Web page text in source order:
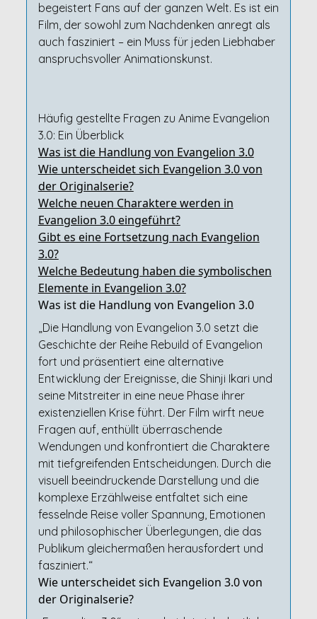
begeistert Fans auf der ganzen Welt. Es ist ein
Film, der sowohl zum Nachdenken anregt als
auch fasziniert – ein Muss für jeden Liebhaber
anspruchsvoller Animationskunst.
Häufig gestellte Fragen zu Anime Evangelion
3.0: Ein Überblick
Was ist die Handlung von Evangelion 3.0
Wie unterscheidet sich Evangelion 3.0 von
der Originalserie?
Welche neuen Charaktere werden in
Evangelion 3.0 eingeführt?
Gibt es eine Fortsetzung nach Evangelion
3.0?
Welche Bedeutung haben die symbolischen
Elemente in Evangelion 3.0?
Was ist die Handlung von Evangelion 3.0
„Die Handlung von Evangelion 3.0 setzt die
Geschichte der Reihe Rebuild of Evangelion
fort und präsentiert eine alternative
Entwicklung der Ereignisse, die Shinji Ikari und
seine Mitstreiter in eine neue Phase ihrer
existenziellen Krise führt. Der Film wirft neue
Fragen auf, enthüllt überraschende
Wendungen und konfrontiert die Charaktere
mit tiefgreifenden Entscheidungen. Durch die
visuell beeindruckende Darstellung und die
komplexe Erzählweise entfaltet sich eine
fesselnde Reise voller Spannung, Emotionen
und philosophischer Überlegungen, die das
Publikum gleichermaßen herausfordert und
fasziniert.“
Wie unterscheidet sich Evangelion 3.0 von
der Originalserie?